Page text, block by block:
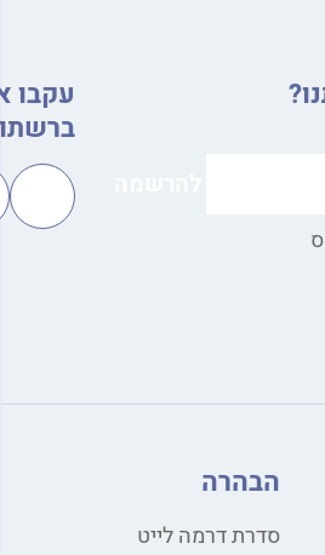
עקבו
הבהרה
סדרת דרמה לייט